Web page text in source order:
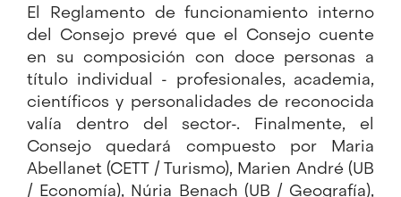
El Reglamento de funcionamiento interno
del Consejo prevé que el Consejo cuente
en su composición con doce personas a
título individual - profesionales, academia,
científicos y personalidades de reconocida
valía dentro del sector-. Finalmente, el
Consejo quedará compuesto por Maria
Abellanet (CETT / Turismo), Marien André (UB
/ Economía), Núria Benach (UB / Geografía),